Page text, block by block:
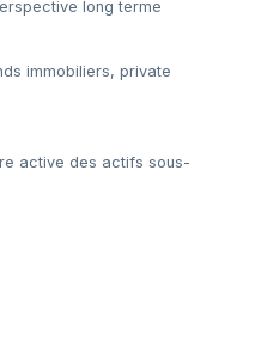
long terme
immobiliers, private
active des actifs sous-